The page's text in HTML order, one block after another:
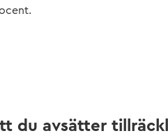
du avsätter